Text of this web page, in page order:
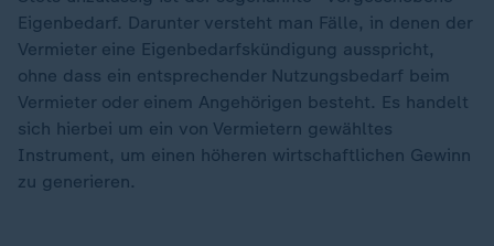
Eigenbedarf. Darunter versteht man Fälle, in denen der
Vermieter eine Eigenbedarfskündigung ausspricht,
ohne dass ein entsprechender Nutzungsbedarf beim
Vermieter oder einem Angehörigen besteht. Es handelt
sich hierbei um ein von Vermietern gewähltes
Instrument, um einen höheren wirtschaftlichen Gewinn
zu generieren.